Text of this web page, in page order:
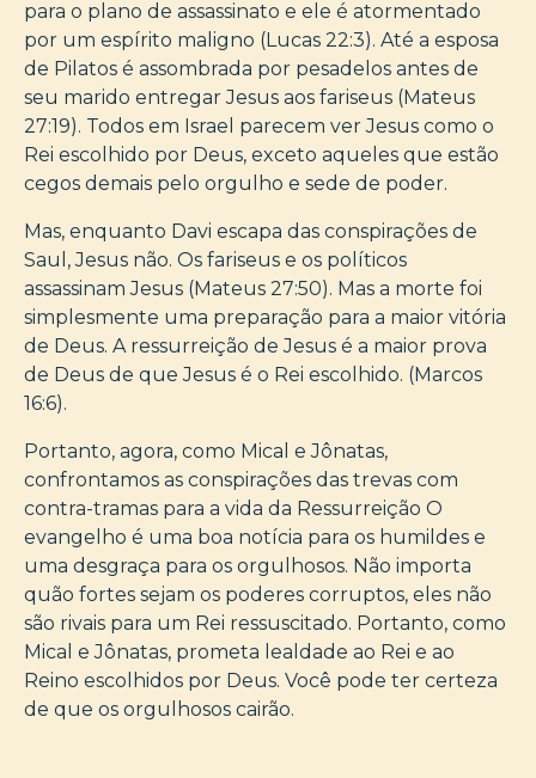
para o plano de assassinato e ele é atormentado
por um espírito maligno (Lucas 22:3). Até a esposa
de Pilatos é assombrada por pesadelos antes de
seu marido entregar Jesus aos fariseus (Mateus
27:19). Todos em Israel parecem ver Jesus como o
Rei escolhido por Deus, exceto aqueles que estão
cegos demais pelo orgulho e sede de poder.
Mas, enquanto Davi escapa das conspirações de
Saul, Jesus não. Os fariseus e os políticos
assassinam Jesus (Mateus 27:50). Mas a morte foi
simplesmente uma preparação para a maior vitória
de Deus. A ressurreição de Jesus é a maior prova
de Deus de que Jesus é o Rei escolhido. (Marcos
16:6).
Portanto, agora, como Mical e Jônatas,
confrontamos as conspirações das trevas com
contra-tramas para a vida da Ressurreição O
evangelho é uma boa notícia para os humildes e
uma desgraça para os orgulhosos. Não importa
quão fortes sejam os poderes corruptos, eles não
são rivais para um Rei ressuscitado. Portanto, como
Mical e Jônatas, prometa lealdade ao Rei e ao
Reino escolhidos por Deus. Você pode ter certeza
de que os orgulhosos cairão.